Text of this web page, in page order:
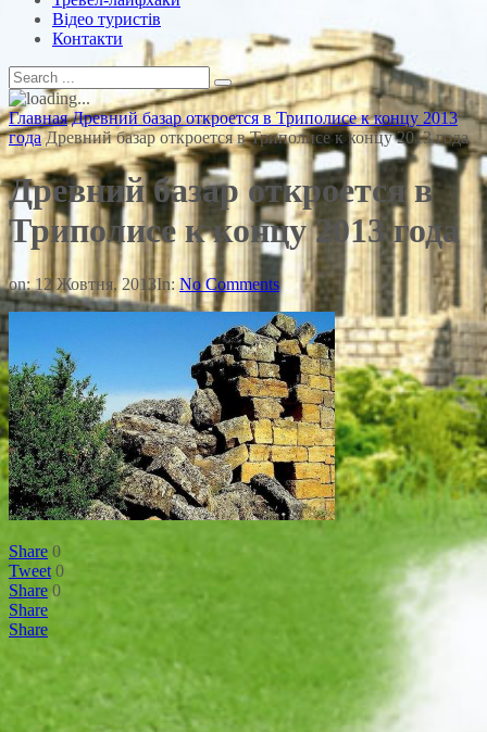
Відео туристів
Контакти
Главная Древний базар откроется в Триполисе к концу 2013
года Древний базар откроется в Триполисе к концу 2013 года
Древний базар откроется в
Триполисе к концу 2013 года
on:12 Жовтня, 2013In:No Comments
Share 0
Tweet 0
Share 0
Share
Share